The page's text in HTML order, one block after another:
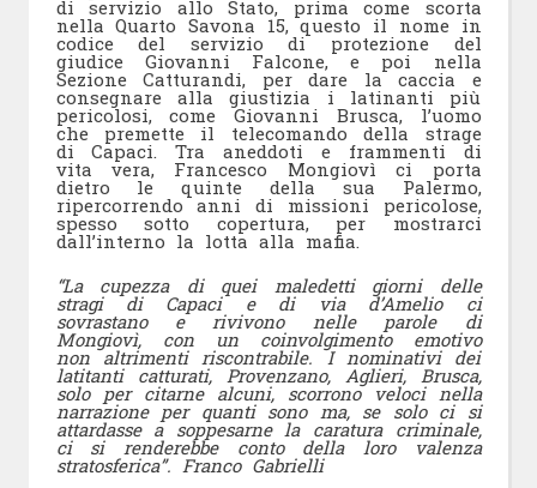
di servizio allo Stato, prima come scorta
nella Quarto Savona 15, questo il nome in
codice del servizio di protezione del
giudice Giovanni Falcone, e poi nella
Sezione Catturandi, per dare la caccia e
consegnare alla giustizia i latinanti più
pericolosi, come Giovanni Brusca, l’uomo
che premette il telecomando della strage
di Capaci. Tra aneddoti e frammenti di
vita vera, Francesco Mongiovì ci porta
dietro le quinte della sua Palermo,
ripercorrendo anni di missioni pericolose,
spesso sotto copertura, per mostrarci
dall’interno la lotta alla mafia.
“La cupezza di quei maledetti giorni delle
stragi di Capaci e di via d’Amelio ci
sovrastano e rivivono nelle parole di
Mongiovì, con un coinvolgimento emotivo
non altrimenti riscontrabile. I nominativi dei
latitanti catturati, Provenzano, Aglieri, Brusca,
solo per citarne alcuni, scorrono veloci nella
narrazione per quanti sono ma, se solo ci si
attardasse a soppesarne la caratura criminale,
ci si renderebbe conto della loro valenza
stratosferica”. Franco Gabrielli